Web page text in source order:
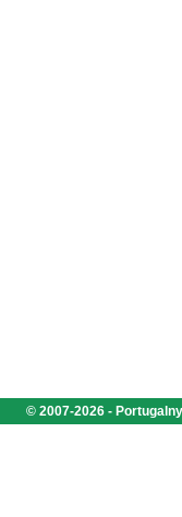
© 2007-2026 -